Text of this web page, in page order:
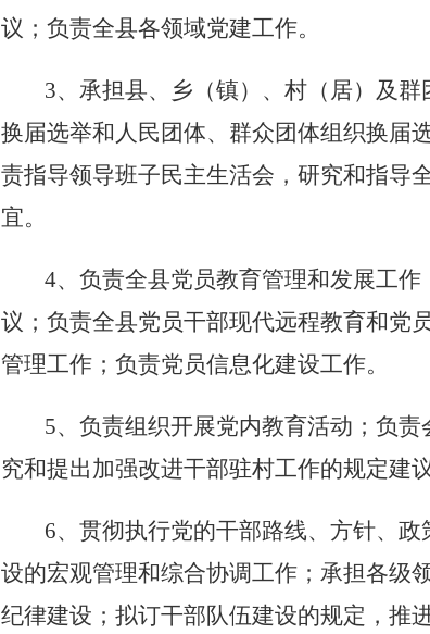
议；负责全县各领域党建工作。
3、承担县、乡（镇）、村（居）及
换届选举和人民团体、群众团体组织换届
责指导领导班子民主生活会，研究和指导
宜。
4、负责全县党员教育管理和发展工
议；负责全县党员干部现代远程教育和党
管理工作；负责党员信息化建设工作。
5、负责组织开展党内教育活动；负
究和提出加强改进干部驻村工作的规定建议
6、贯彻执行党的干部路线、方针、
设的宏观管理和综合协调工作；承担各级
纪律建设；拟订干部队伍建设的规定，推